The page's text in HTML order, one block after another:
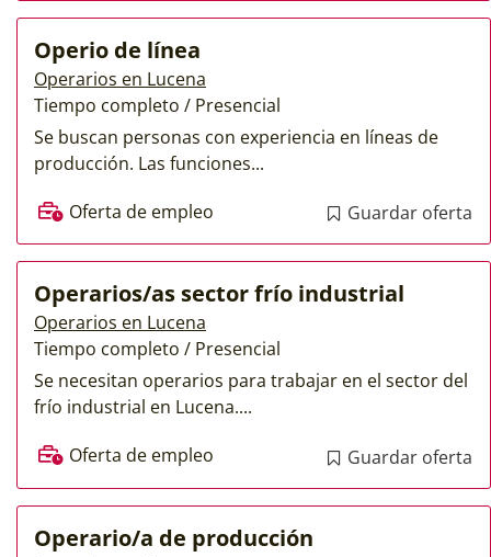
Operio de línea
Operarios en Lucena
Tiempo completo / Presencial
Se buscan personas con experiencia en líneas de
producción. Las funciones...
Oferta de empleo
Guardar oferta
Operarios/as sector frío industrial
Operarios en Lucena
Tiempo completo / Presencial
Se necesitan operarios para trabajar en el sector del
frío industrial en Lucena....
Oferta de empleo
Guardar oferta
Operario/a de producción